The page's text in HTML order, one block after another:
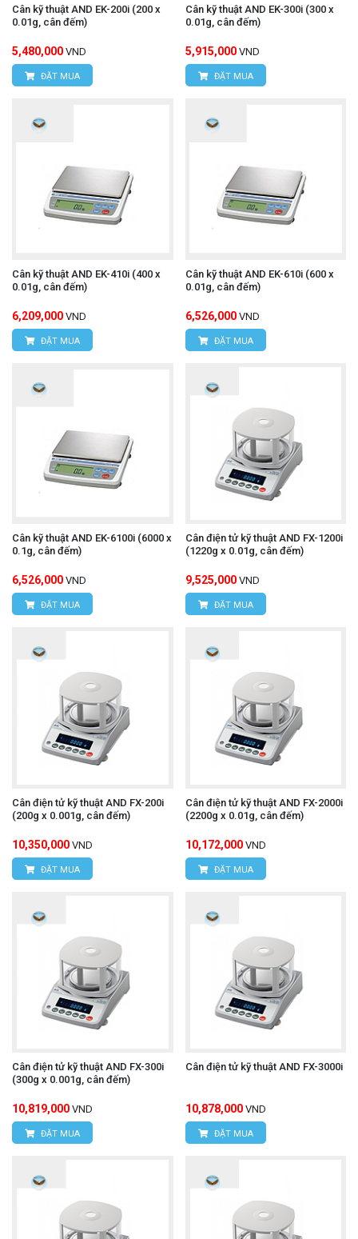
Cân kỹ thuật AND EK-200i (200 x
0.01g, cân đếm)
5,480,000 VND
ĐẶT MUA
Cân kỹ thuật AND EK-300i (300 x
0.01g, cân đếm)
5,915,000 VND
ĐẶT MUA
Cân kỹ thuật AND EK-410i (400 x
0.01g, cân đếm)
6,209,000 VND
ĐẶT MUA
Cân kỹ thuật AND EK-610i (600 x
0.01g, cân đếm)
6,526,000 VND
ĐẶT MUA
Cân kỹ thuật AND EK-6100i (6000 x
0.1g, cân đếm)
6,526,000 VND
ĐẶT MUA
Cân điện tử kỹ thuật AND FX-1200i
(1220g x 0.01g, cân đếm)
9,525,000 VND
ĐẶT MUA
Cân điện tử kỹ thuật AND FX-200i
(200g x 0.001g, cân đếm)
10,350,000 VND
ĐẶT MUA
Cân điện tử kỹ thuật AND FX-2000i
(2200g x 0.01g, cân đếm)
10,172,000 VND
ĐẶT MUA
Cân điện tử kỹ thuật AND FX-300i
(300g x 0.001g, cân đếm)
10,819,000 VND
ĐẶT MUA
Cân điện tử kỹ thuật AND FX-3000i
10,878,000 VND
ĐẶT MUA